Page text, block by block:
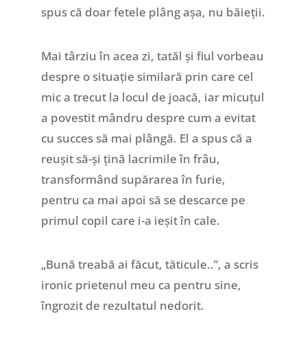
spus că doar fetele plâng așa, nu băieții.
Mai târziu în acea zi, tatăl și fiul vorbeau
despre o situație similară prin care cel
mic a trecut la locul de joacă, iar micuțul
a povestit mândru despre cum a evitat
cu succes să mai plângă. El a spus că a
reușit să-și țină lacrimile în frâu,
transformând supărarea în furie,
pentru ca mai apoi să se descarce pe
primul copil care i-a ieșit în cale.
„Bună treabă ai făcut, tăticule..”, a scris
ironic prietenul meu ca pentru sine,
îngrozit de rezultatul nedorit.